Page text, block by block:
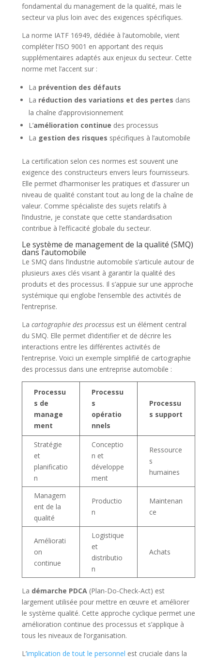
fondamental du management de la qualité, mais le
secteur va plus loin avec des exigences spécifiques.
La norme IATF 16949, dédiée à l’automobile, vient
compléter l’ISO 9001 en apportant des requis
supplémentaires adaptés aux enjeux du secteur. Cette
norme met l’accent sur :
La prévention des défauts
La réduction des variations et des pertes dans
la chaîne d’approvisionnement
L’amélioration continue des processus
La gestion des risques spécifiques à l’automobile
La certification selon ces normes est souvent une
exigence des constructeurs envers leurs fournisseurs.
Elle permet d’harmoniser les pratiques et d’assurer un
niveau de qualité constant tout au long de la chaîne de
valeur. Comme spécialiste des sujets relatifs à
l’industrie, je constate que cette standardisation
contribue à l’efficacité globale du secteur.
Le système de management de la qualité (SMQ)
dans l’automobile
Le SMQ dans l’industrie automobile s’articule autour de
plusieurs axes clés visant à garantir la qualité des
produits et des processus. Il s’appuie sur une approche
systémique qui englobe l’ensemble des activités de
l’entreprise.
La cartographie des processusest un élément central
du SMQ. Elle permet d’identifier et de décrire les
interactions entre les différentes activités de
l’entreprise. Voici un exemple simplifié de cartographie
des processus dans une entreprise automobile :
Processu
s de
manage
ment
Processu
s
opératio
nnels
Processu
s support
Stratégie
et
planificatio
n
Conceptio
n et
développe
ment
Ressource
s
humaines
Managem
ent de la
qualité
Productio
n
Maintenan
ce
Améliorati
on
continue
Logistique
et
distributio
n
Achats
La démarche PDCA(Plan-Do-Check-Act) est
largement utilisée pour mettre en œuvre et améliorer
le système qualité. Cette approche cyclique permet une
amélioration continue des processus et s’applique à
tous les niveaux de l’organisation.
L’implication de tout le personnel est cruciale dans la